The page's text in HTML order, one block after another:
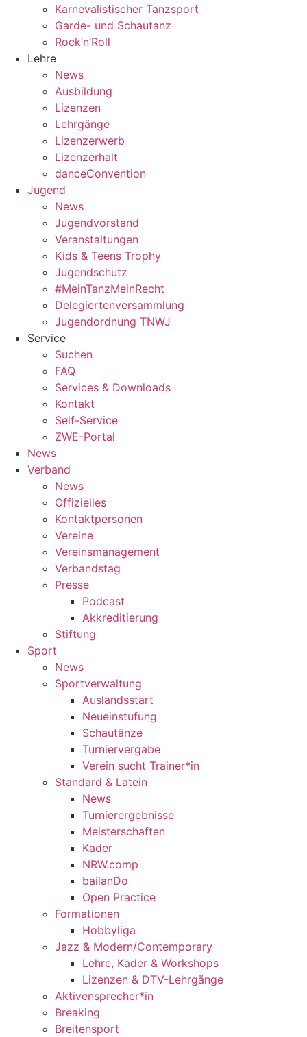
Karnevalistischer Tanzsport
Garde- und Schautanz
Rock’n’Roll
Lehre
News
Ausbildung
Lizenzen
Lehrgänge
Lizenzerwerb
Lizenzerhalt
danceConvention
Jugend
News
Jugendvorstand
Veranstaltungen
Kids & Teens Trophy
Jugendschutz
#MeinTanzMeinRecht
Delegiertenversammlung
Jugendordnung TNWJ
Service
Suchen
FAQ
Services & Downloads
Kontakt
Self-Service
ZWE-Portal
News
Verband
News
Offizielles
Kontaktpersonen
Vereine
Vereinsmanagement
Verbandstag
Presse
Podcast
Akkreditierung
Stiftung
Sport
News
Sportverwaltung
Auslandsstart
Neueinstufung
Schautänze
Turniervergabe
Verein sucht Trainer*in
Standard & Latein
News
Turnierergebnisse
Meisterschaften
Kader
NRW.comp
bailanDo
Open Practice
Formationen
Hobbyliga
Jazz & Modern/Contemporary
Lehre, Kader & Workshops
Lizenzen & DTV-Lehrgänge
Aktivensprecher*in
Breaking
Breitensport